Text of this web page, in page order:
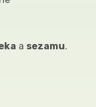
a sezamu.